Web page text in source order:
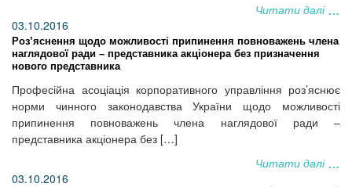
Читати далі
03.10.2016
Роз’яснення щодо можливості припинення повноважень члена
наглядової ради – представника акціонера без призначення
нового представника
Професійна асоціація корпоративного управління роз’яснює
норми чинного законодавства України щодо можливості
припинення повноважень члена наглядової ради –
представника акціонера без […]
Читати далі
03.10.2016